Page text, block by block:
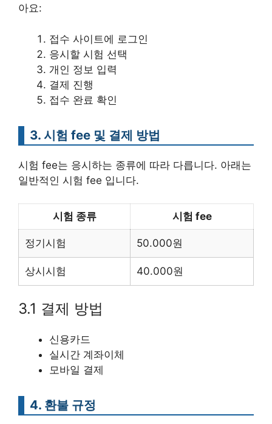
아요:
접수 사이트에 로그인
응시할 시험 선택
개인 정보 입력
결제 진행
접수 완료 확인
3. 시험 fee 및 결제 방법
시험 fee는 응시하는 종류에 따라 다릅니다. 아래는
일반적인 시험 fee 입니다.
시험 종류 시험 fee
정기시험 50.000원
상시시험 40.000원
3.1 결제 방법
신용카드
실시간 계좌이체
모바일 결제
4. 환불 규정